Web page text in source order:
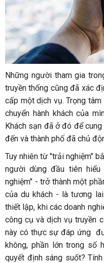
Những người tham gia
truyền thống cũng đã xác
cấp một dịch vụ. Trọng
chuyển hành khách của
Khách sạn đã ở đó để
đến và thành phố đã chủ
Tuy nhiên từ "trải nghiệm"
người dùng đầu tiên
nghiệm" - trở thành một
của du khách - là tương
thiết lập, khi các doanh
công cụ và dịch vụ truyền
này có thực sự đáp ứng
không, phần lớn trong số
quyết định sáng suốt?